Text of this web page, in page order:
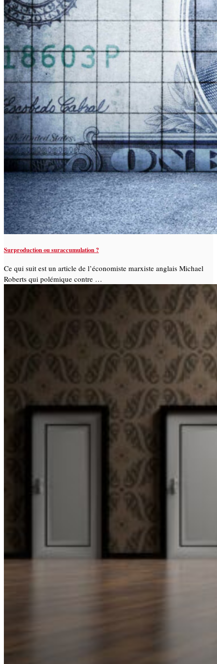
Surproduction ou suraccumulation ?
Ce qui suit est un article de l’économiste marxiste anglais Michael
Roberts qui polémique contre …